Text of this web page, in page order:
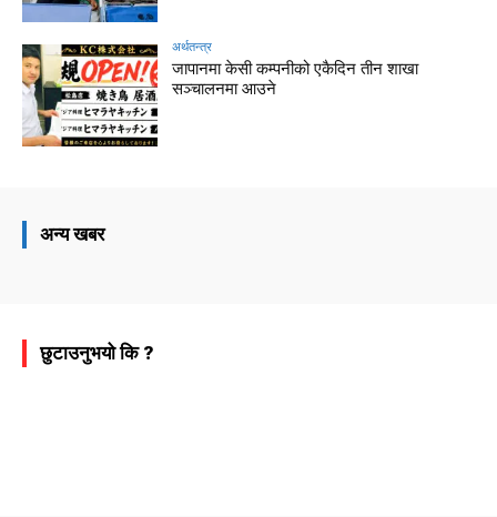
अर्थतन्त्र
जापानमा केसी कम्पनीको एकैदिन तीन शाखा
सञ्चालनमा आउने
अन्य खबर
छुटाउनुभयो कि ?